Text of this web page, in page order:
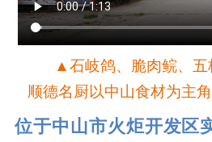
▲石岐鸽、脆肉鲩、五
顺德名厨以中山食材为主
位于中山市火炬开发区